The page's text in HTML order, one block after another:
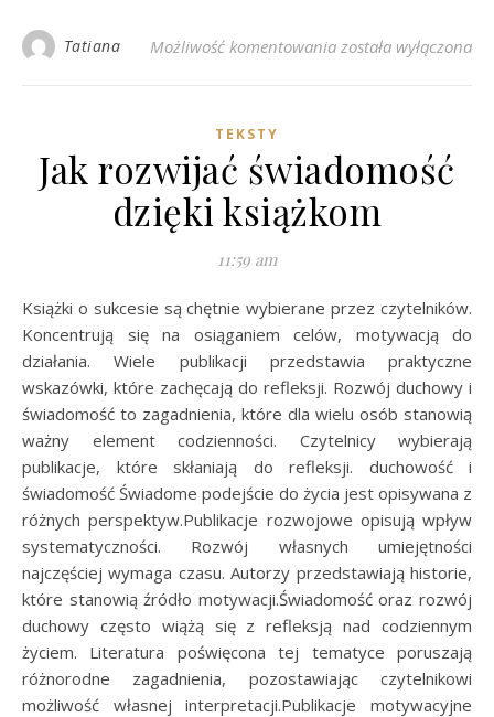
Tatiana Możliwość komentowania Najlepsze książki o
została wyłączona
TEKSTY
Jak rozwijać świadomość
dzięki książkom
11:59 am
Książki o sukcesie są chętnie wybierane przez czytelników.
Koncentrują się na osiąganiem celów, motywacją do
działania. Wiele publikacji przedstawia praktyczne
wskazówki, które zachęcają do refleksji. Rozwój duchowy i
świadomość to zagadnienia, które dla wielu osób stanowią
ważny element codzienności. Czytelnicy wybierają
publikacje, które skłaniają do refleksji. duchowość i
świadomość Świadome podejście do życia jest opisywana z
różnych perspektyw.Publikacje rozwojowe opisują wpływ
systematyczności. Rozwój własnych umiejętności
najczęściej wymaga czasu. Autorzy przedstawiają historie,
które stanowią źródło motywacji.Świadomość oraz rozwój
duchowy często wiążą się z refleksją nad codziennym
życiem. Literatura poświęcona tej tematyce poruszają
różnorodne zagadnienia, pozostawiając czytelnikowi
możliwość własnej interpretacji.Publikacje motywacyjne